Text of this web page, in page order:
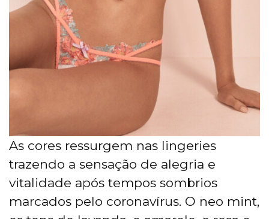
As cores ressurgem nas lingeries
trazendo a sensação de alegria e
vitalidade após tempos sombrios
marcados pelo coronavírus. O neo mint,